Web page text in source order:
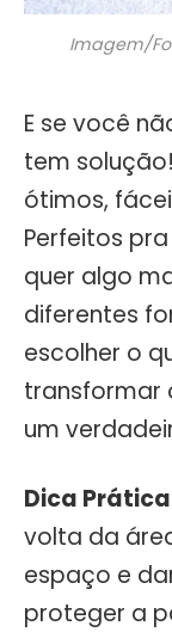
Imagem/
E se você
tem
ótimos,
Perfeitos
quer algo
diferentes
escolher o
transformar
um
Dica
volta da
espaço e
proteger a